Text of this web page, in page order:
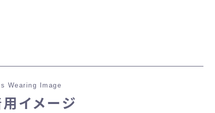
ショートパンツ
Wearing Image
イメージ